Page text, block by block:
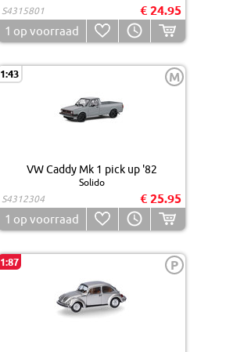
S4315801
€ 24.95
1 op voorraad
1:43 M
VW Caddy Mk 1 pick up '82
Solido
S4312304
€ 25.95
1 op voorraad
1:87 P